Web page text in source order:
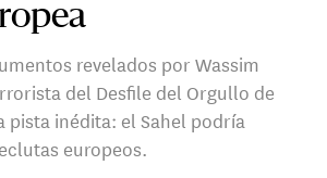
revelados por Wassim
del Desfile del Orgullo de
pista inédita: el Sahel podría
europeos.